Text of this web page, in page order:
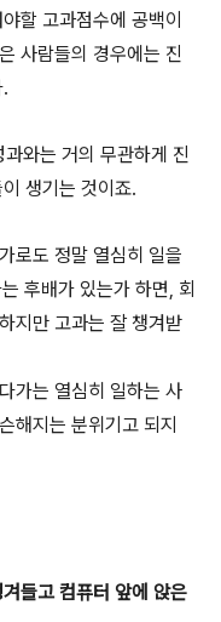
할 고과점수에 공백이
사람들의 경우에는 진
와는 거의 무관하게 진
생기는 것이죠.
로도 정말 열심히 일을
후배가 있는가 하면, 회
지만 고과는 잘 챙겨받
가는 열심히 일하는 사
해지는 분위기고 되지
들고 컴퓨터 앞에 앉은